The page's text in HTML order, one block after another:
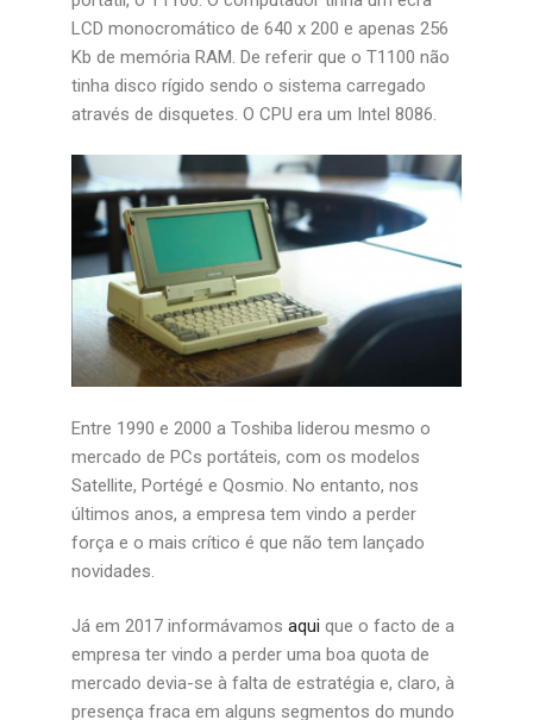
LCD monocromático de 640 x 200 e apenas 256
Kb de memória RAM. De referir que o T1100 não
tinha disco rígido sendo o sistema carregado
através de disquetes. O CPU era um Intel 8086.
Entre 1990 e 2000 a Toshiba liderou mesmo o
mercado de PCs portáteis, com os modelos
Satellite, Portégé e Qosmio. No entanto, nos
últimos anos, a empresa tem vindo a perder
força e o mais crítico é que não tem lançado
novidades.
Já em 2017 informávamos aqui que o facto de a
empresa ter vindo a perder uma boa quota de
mercado devia-se à falta de estratégia e, claro, à
presença fraca em alguns segmentos do mundo